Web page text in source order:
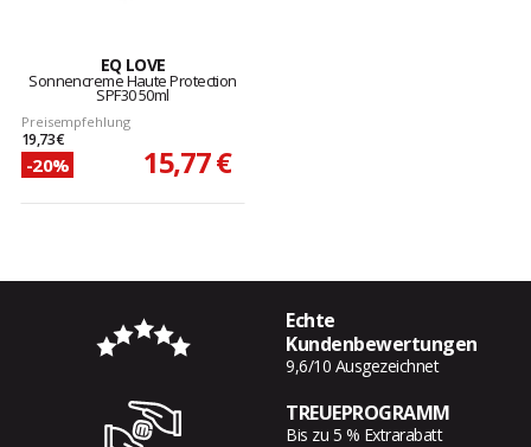
EQ LOVE
Sonnencreme Haute Protection
SPF30 50ml
Preisempfehlung
19,73 €
-20% 15,77 €
Echte
Kundenbewertungen
9,6/10 Ausgezeichnet
TREUEPROGRAMM
Bis zu 5 % Extrarabatt